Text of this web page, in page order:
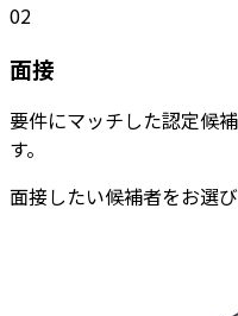
02
面接
要件にマッチした認定候
す。
面接したい候補者をお選び